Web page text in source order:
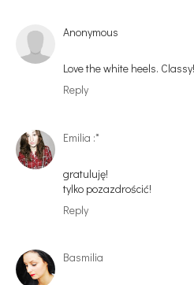
Anonymous
Love the white heels. Classy!
Reply
Emilia :*
gratuluję!
tylko pozazdrościć!
Reply
Basmilia